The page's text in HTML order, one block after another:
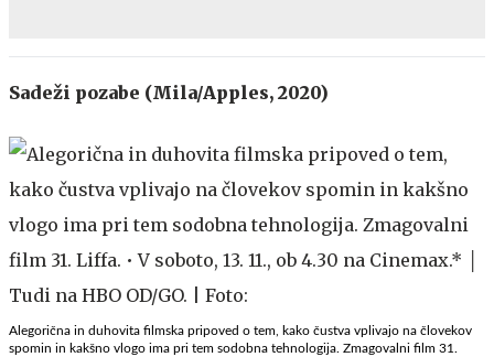
Sadeži pozabe (Mila/Apples, 2020)
Alegorična in duhovita filmska pripoved o tem, kako čustva vplivajo na človekov
spomin in kakšno vlogo ima pri tem sodobna tehnologija. Zmagovalni film 31.